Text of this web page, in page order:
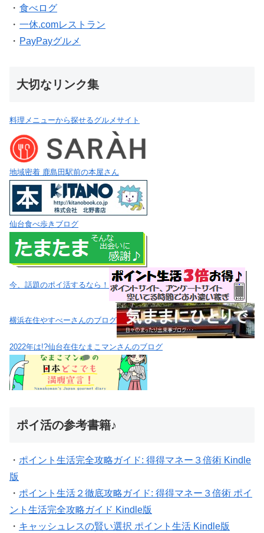
・ 食べログ
・ 一休.comレストラン
・ PayPayグルメ
大切なリンク集
料理メニューから探せるグルメサイト
地域密着 鹿島田駅前の本屋さん
仙台食べ歩きブログ
今、話題のポイ活するなら！
横浜在住やすべーさんのブログ
2022年は!?仙台在住なまこマンさんのブログ
ポイ活の参考書籍♪
・ ポイント生活完全攻略ガイド: 得得マネー３倍術 Kindle
版
・ ポイント生活２徹底攻略ガイド: 得得マネー３倍術 ポイ
ント生活完全攻略ガイド Kindle版
・ キャッシュレスの賢い選択 ポイント生活 Kindle版